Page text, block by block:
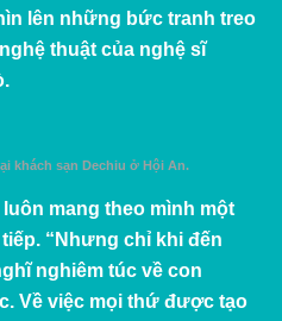
lên những bức tranh treo
thuật của nghệ sĩ
.
khách sạn Dechiu ở Hội An.
mang theo mình một
“Nhưng chỉ khi đến
nghiêm túc về con
Về việc mọi thứ được tạo